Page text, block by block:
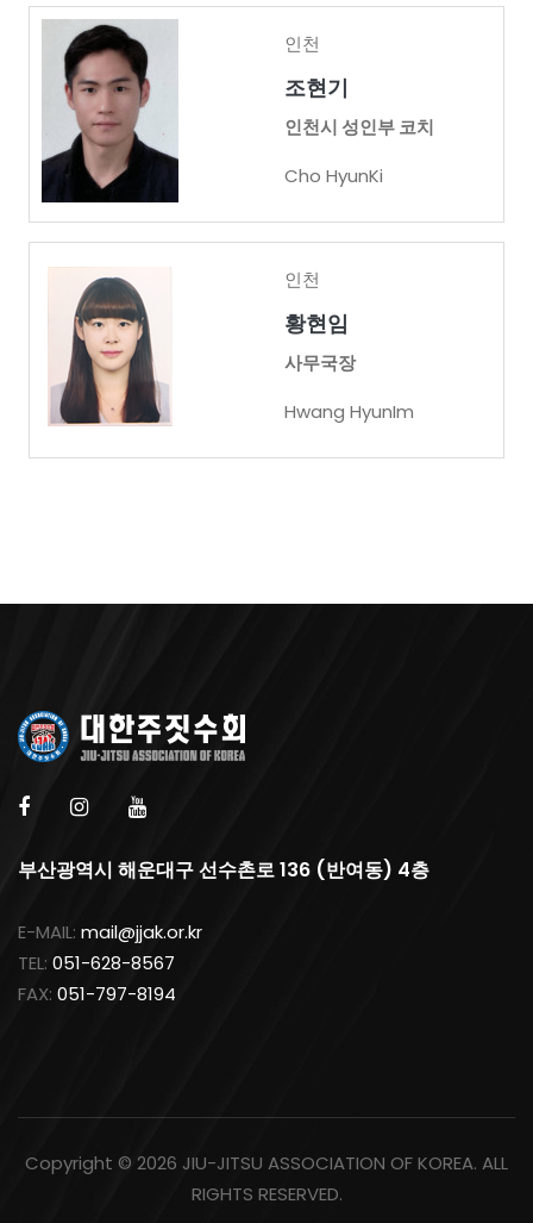
인천
조현기
인천시 성인부 코치
Cho HyunKi
인천
황현임
사무국장
Hwang HyunIm
부산광역시 해운대구 선수촌로 136 (반여동) 4층
E-MAIL: mail@jjak.or.kr
TEL: 051-628-8567
FAX: 051-797-8194
Copyright © 2026 JIU-JITSU ASSOCIATION OF KOREA. ALL
RIGHTS RESERVED.